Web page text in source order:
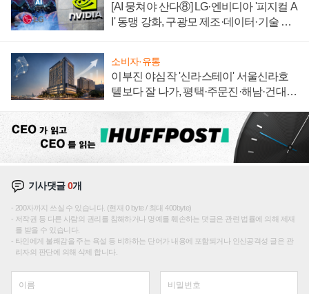
[AI 뭉쳐야 산다⑧] LG·엔비디아 '피지컬 A
I' 동맹 강화, 구광모 제조·데이터·기술 결
소비자·유통
이부진 야심작 '신라스테이' 서울신라호
텔보다 잘 나가, 평택·주문진·해남·건대로
기사댓글0개
200자까지 쓰실 수 있습니다. (현재 0 byte / 최대 400byte)
저작권 등 다른 사람의 권리를 침해하거나 명예를 훼손하는 댓글은 관련 법률에 의해 제재
를 받을 수 있습니다.
타인에게 불쾌감을 주는 욕설 등 비하하는 단어가 내용에 포함되거나 인신공격성 글은 관
리자의 판단에 의해 삭제 합니다.